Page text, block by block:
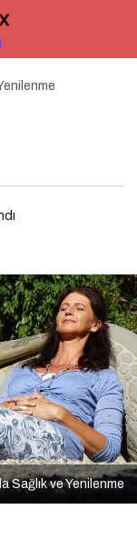
Sağlık ve Yenilenme